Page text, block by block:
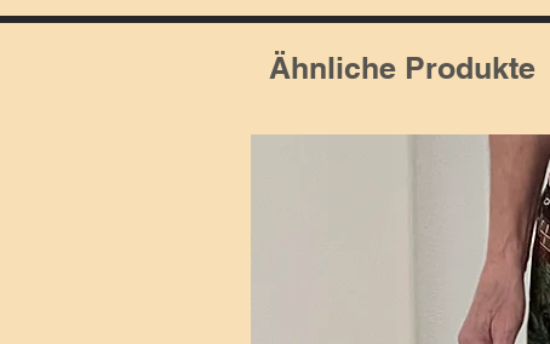
Ähnliche Produkte